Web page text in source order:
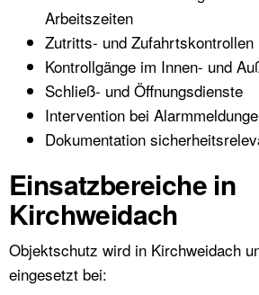
Arbeitszeiten
Zutritts- und Zufahrtskontrollen
Kontrollgänge im Innen- und
Schließ- und Öffnungsdienste
Intervention bei
Dokumentation
Einsatzbereiche in
Kirchweidach
Objektschutz wird in Kirchweidach
eingesetzt bei: